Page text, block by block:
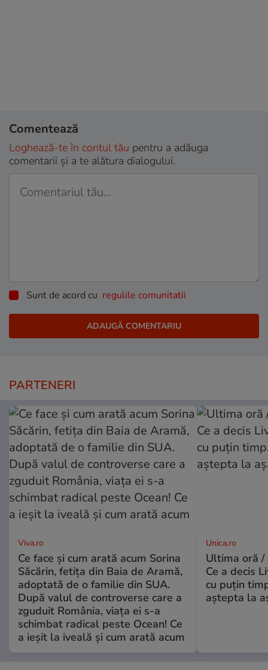
Comentează
Loghează-te în contul tău pentru a adăuga
comentarii și a te alătura dialogului.
Sunt de acord cu regulile comunitatii
PARTENERI
Viva.ro
Ce face și cum arată acum Sorina
Săcărin, fetița din Baia de Aramă,
adoptată de o familie din SUA.
După valul de controverse care a
zguduit România, viața ei s-a
schimbat radical peste Ocean! Ce
a ieșit la iveală și cum arată acum
Unica.ro
Ultima oră /
Ce a decis
cu puțin
aștepta la